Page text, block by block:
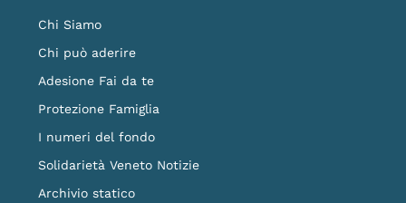
Chi Siamo
Chi può aderire
Adesione Fai da te
Protezione Famiglia
I numeri del fondo
Solidarietà Veneto Notizie
Archivio statico